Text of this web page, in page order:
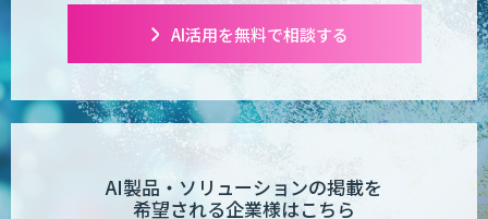
AI活用を無料で相談する
AI製品・ソリューションの掲載を
希望される企業様はこちら